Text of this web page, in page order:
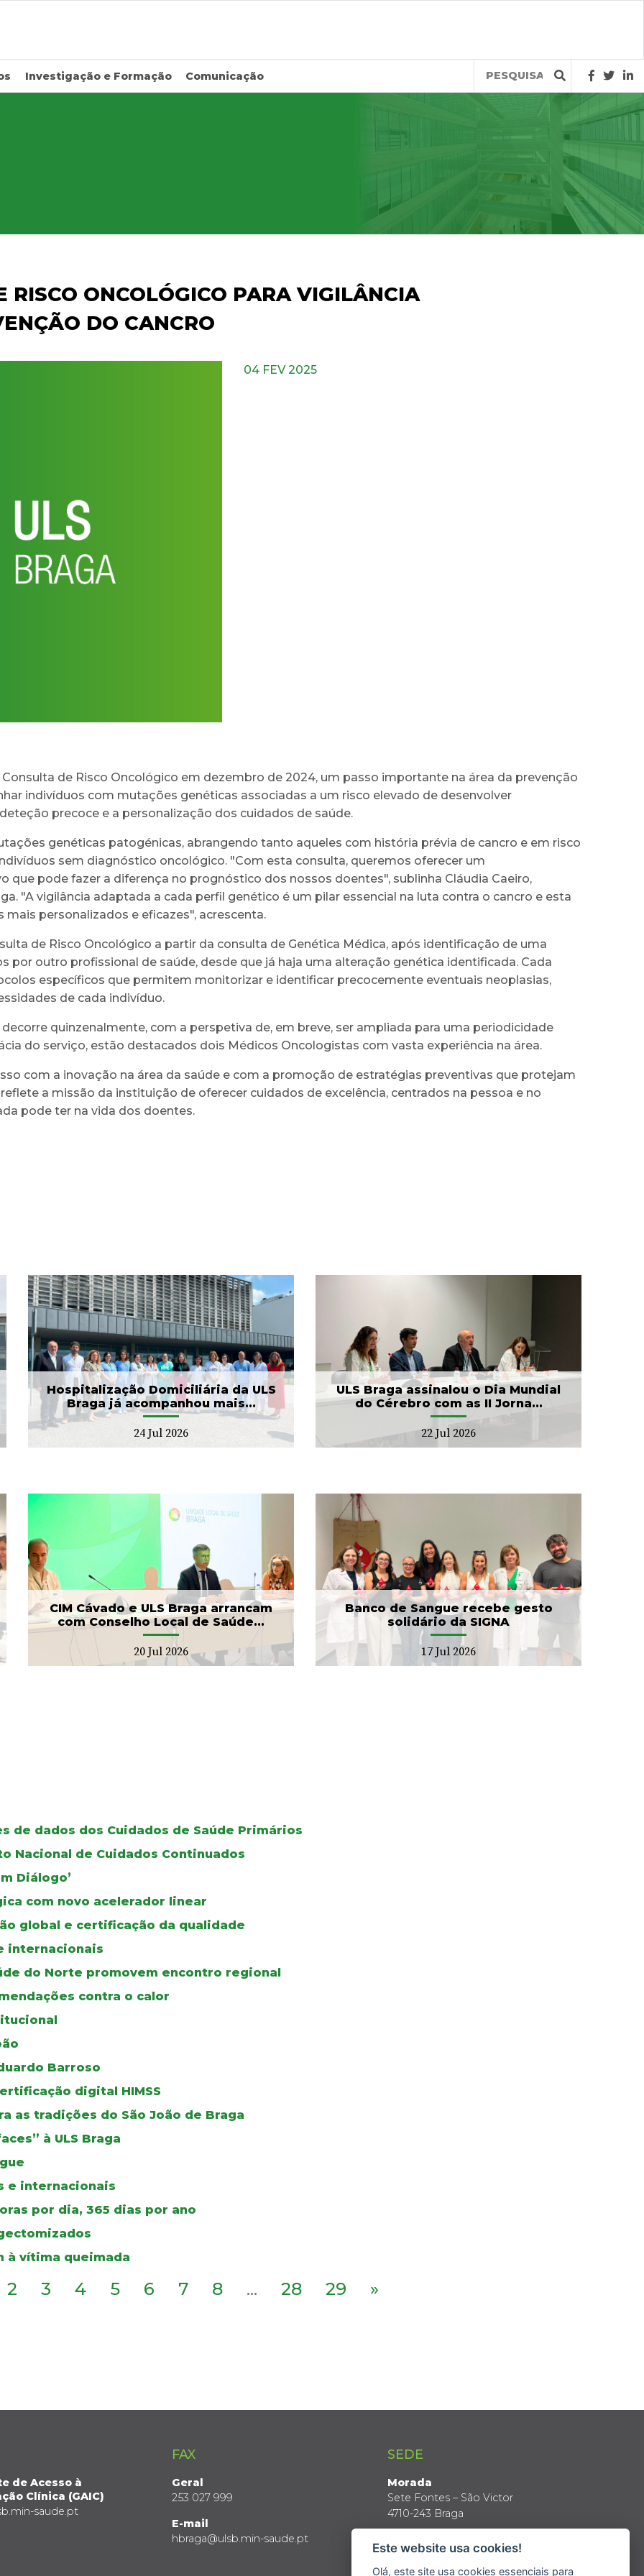
Investigação e Formação Comunicação
Query
RISCO ONCOLÓGICO PARA VIGILÂNCIA
DO CANCRO
04 FEV 2025
de Risco Oncológico em dezembro de 2024, um passo importante na área da prevenção
indivíduos com mutações genéticas associadas a um risco elevado de desenvolver
precoce e a personalização dos cuidados de saúde.
genéticas patogénicas, abrangendo tanto aqueles com história prévia de cancro e em risco
sem diagnóstico oncológico. "Com esta consulta, queremos oferecer um
que pode fazer a diferença no prognóstico dos nossos doentes", sublinha Cláudia Caeiro,
"A vigilância adaptada a cada perfil genético é um pilar essencial na luta contra o cancro e esta
personalizados e eficazes", acrescenta.
de Risco Oncológico a partir da consulta de Genética Médica, após identificação de uma
por outro profissional de saúde, desde que já haja uma alteração genética identificada. Cada
específicos que permitem monitorizar e identificar precocemente eventuais neoplasias,
de cada indivíduo.
quinzenalmente, com a perspetiva de, em breve, ser ampliada para uma periodicidade
do serviço, estão destacados dois Médicos Oncologistas com vasta experiência na área.
com a inovação na área da saúde e com a promoção de estratégias preventivas que protejam
a missão da instituição de oferecer cuidados de excelência, centrados na pessoa e no
pode ter na vida dos doentes.
Hospitalização Domiciliária da ULS
Braga já acompanhou mais...
24 Jul 2026
ULS Braga assinalou o Dia Mundial
do Cérebro com as II Jorna...
22 Jul 2026
ULS Braga assinalou o Dia
Mundial do Cérebro com
as II Jorna...
22 Jul 2026
CIM Cávado e ULS Braga arrancam
com Conselho Local de Saúde...
20 Jul 2026
Banco de Sangue recebe gesto
solidário da SIGNA
17 Jul 2026
Banco de Sangue recebe
gesto solidário da SIGNA
17 Jul 2026
de dados dos Cuidados de Saúde Primários
Nacional de Cuidados Continuados
Diálogo’
com novo acelerador linear
global e certificação da qualidade
internacionais
do Norte promovem encontro regional
contra o calor
Barroso
digital HIMSS
as tradições do São João de Braga
à ULS Braga
e internacionais
por dia, 365 dias por ano
à vítima queimada
2 3 4 5 6 7 8 ... 28 29 »
de Acesso à
Clínica (GAIC)
saude.pt
FAX
Geral
253 027 999
E-mail
hbraga@ulsb.min-saude.pt
SEDE
Morada
Sete Fontes – São Victor
4710-243 Braga
Latitude: 41º 34’ N
Longitude: 8º 24’ W
Este website usa cookies!
Olá, este site usa cookies essenciais para